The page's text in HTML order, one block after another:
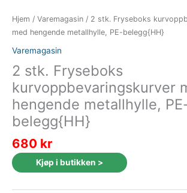
Hjem / Varemagasin / 2 stk. Fryseboks
med hengende metallhylle, PE-belegg{HH}
Varemagasin
2 stk. Fryseboks
kurvoppbevaringskurver
hengende metallhylle,
belegg{HH}
680 kr
Kjøp i butikken >